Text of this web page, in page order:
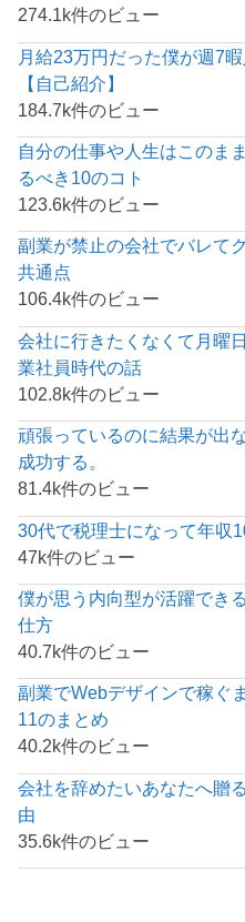
274.1k件のビュー
月給23万円だった僕が週7
【自己紹介】
184.7k件のビュー
自分の仕事や人生はこのま
るべき10のコト
123.6k件のビュー
副業が禁止の会社でバレて
共通点
106.4k件のビュー
会社に行きたくなくて月曜
業社員時代の話
102.8k件のビュー
頑張っているのに結果が出
成功する。
81.4k件のビュー
30代で税理士になって年収
47k件のビュー
僕が思う内向型が活躍でき
仕方
40.7k件のビュー
副業でWebデザインで稼ぐ
11のまとめ
40.2k件のビュー
会社を辞めたいあなたへ贈
由
35.6k件のビュー